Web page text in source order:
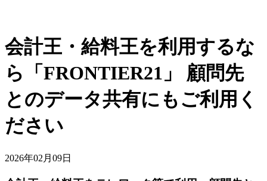
会計王・給料王を利用するな
ら「FRONTIER21」 顧問先
とのデータ共有にもご利用く
ださい
2026年02月09日